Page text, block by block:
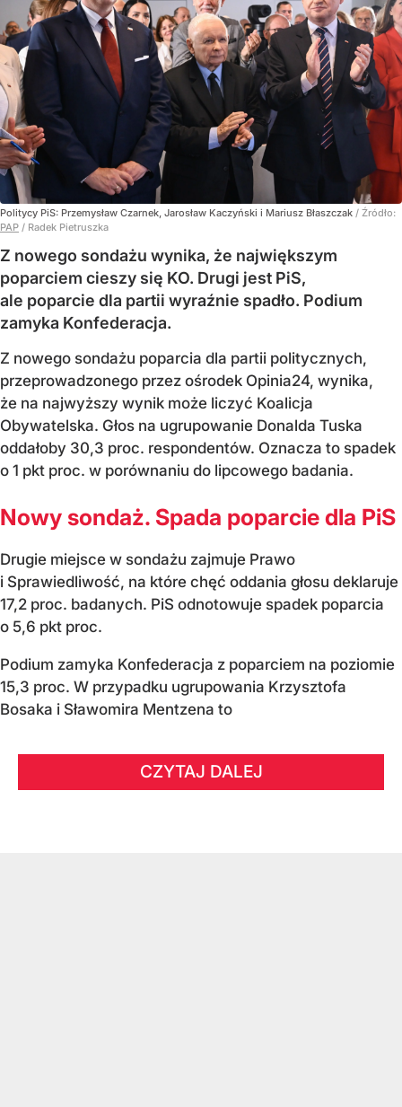
Politycy PiS: Przemysław Czarnek, Jarosław Kaczyński i Mariusz Błaszczak / Źródło:
PAP / Radek Pietruszka
Z nowego sondażu wynika, że największym
poparciem cieszy się KO. Drugi jest PiS,
ale poparcie dla partii wyraźnie spadło. Podium
zamyka Konfederacja.
Z nowego sondażu poparcia dla partii politycznych,
przeprowadzonego przez ośrodek Opinia24, wynika,
że na najwyższy wynik może liczyć Koalicja
Obywatelska. Głos na ugrupowanie Donalda Tuska
oddałoby 30,3 proc. respondentów. Oznacza to spadek
o 1 pkt proc. w porównaniu do lipcowego badania.
Nowy sondaż. Spada poparcie dla PiS
Drugie miejsce w sondażu zajmuje Prawo
i Sprawiedliwość, na które chęć oddania głosu deklaruje
17,2 proc. badanych. PiS odnotowuje spadek poparcia
o 5,6 pkt proc.
Podium zamyka Konfederacja z poparciem na poziomie
15,3 proc. W przypadku ugrupowania Krzysztofa
Bosaka i Sławomira Mentzena to
CZYTAJ DALEJ